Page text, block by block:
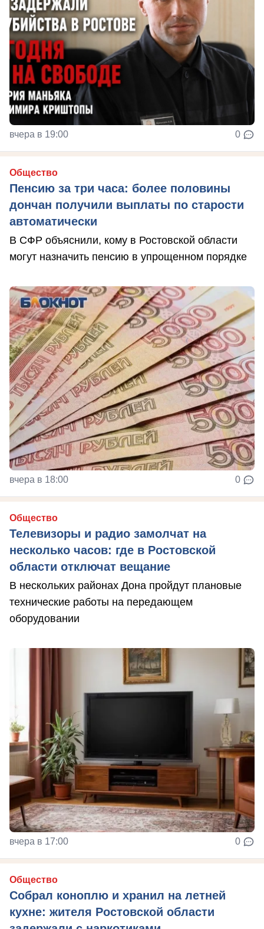
вчера в 19:00 0
Общество
Пенсию за три часа: более половины
дончан получили выплаты по старости
автоматически
В СФР объяснили, кому в Ростовской области
могут назначить пенсию в упрощенном порядке
вчера в 18:00 0
Общество
Телевизоры и радио замолчат на
несколько часов: где в Ростовской
области отключат вещание
В нескольких районах Дона пройдут плановые
технические работы на передающем
оборудовании
вчера в 17:00 0
Общество
Собрал коноплю и хранил на летней
кухне: жителя Ростовской области